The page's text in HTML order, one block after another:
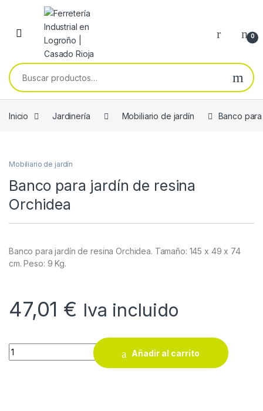
Skip to navigation
Skip to content
0
Buscar por:
Inicio Jardinería Mobiliario de jardín Banco
Mobiliario de jardín
Banco para jardín de resina
Orchidea
Banco para jardín de resina Orchidea. Tamaño: 145 x 49 x 74
cm. Peso: 9 Kg.
47,01 € Iva incluido
Banco para jardín de resina Orchidea quantity
Añadir al carrito